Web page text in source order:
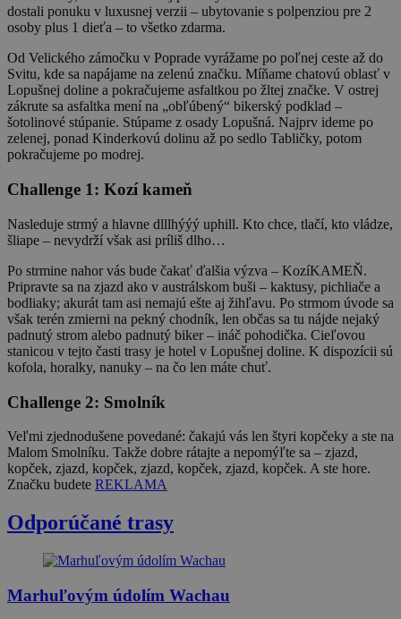
dostali ponuku v luxusnej verzii – ubytovanie s polpenziou pre 2
osoby plus 1 dieťa – to všetko zdarma.
Od Velického zámočku v Poprade vyrážame po poľnej ceste až do
Svitu, kde sa napájame na zelenú značku. Míňame chatovú oblasť v
Lopušnej doline a pokračujeme asfaltkou po žltej značke. V ostrej
zákrute sa asfaltka mení na „obľúbený“ bikerský podklad –
šotolinové stúpanie. Stúpame z osady Lopušná. Najprv ideme po
zelenej, ponad Kinderkovú dolinu až po sedlo Tabličky, potom
pokračujeme po modrej.
Challenge 1: Kozí kameň
Nasleduje strmý a hlavne dlllhýýý uphill. Kto chce, tlačí, kto vládze,
šliape – nevydrží však asi príliš dlho…
Po strmine nahor vás bude čakať ďalšia výzva – KozíKAMEŇ.
Pripravte sa na zjazd ako v austrálskom buši – kaktusy, pichliače a
bodliaky; akurát tam asi nemajú ešte aj žihľavu. Po strmom úvode sa
však terén zmierni na pekný chodník, len občas sa tu nájde nejaký
padnutý strom alebo padnutý biker – ináč pohodička. Cieľovou
stanicou v tejto časti trasy je hotel v Lopušnej doline. K dispozícii sú
kofola, horalky, nanuky – na čo len máte chuť.
Challenge 2: Smolník
Veľmi zjednodušene povedané: čakajú vás len štyri kopčeky a ste na
Malom Smolníku. Takže dobre rátajte a nepomýľte sa – zjazd,
kopček, zjazd, kopček, zjazd, kopček, zjazd, kopček. A ste hore.
Značku budete REKLAMA
Odporúčané trasy
Marhuľovým údolím Wachau